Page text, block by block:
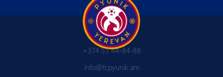
+374 55 44-84-88
info@fcpyunik.am